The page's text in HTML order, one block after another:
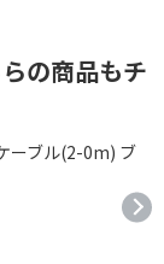
の商品もチ
ーブル(2-0m) ブ